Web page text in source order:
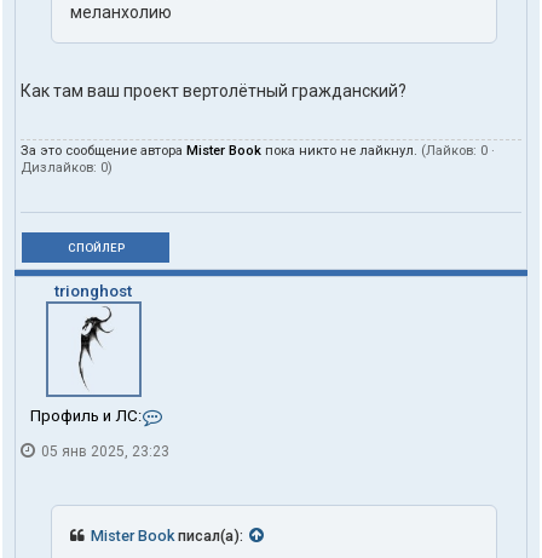
меланхолию
Как там ваш проект вертолётный гражданский?
За это сообщение автора Mister Book пока никто не лайкнул. (Лайков: 0 ·
Дизлайков: 0)
СПОЙЛЕР
trionghost
Профиль и ЛС:
н
к
т
05 янв 2025, 23:23
Mister Bookписал(а):